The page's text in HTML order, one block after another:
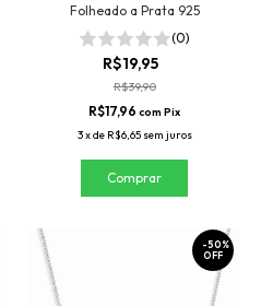
Folheado a Prata 925
(0)
R$19,95
R$39,90
R$17,96com Pix
3xde R$6,65 sem juros
-50%
OFF